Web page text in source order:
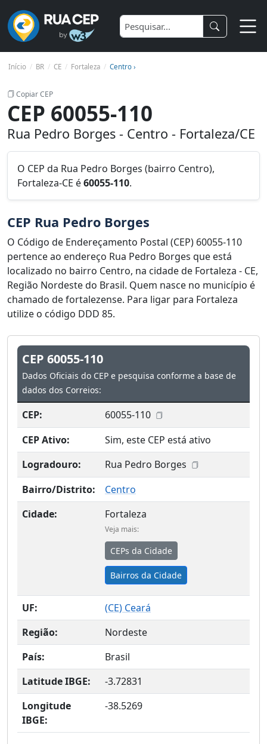
Início BR CE Fortaleza Centro ›
Copiar CEP
CEP 60055-110
Rua Pedro Borges - Centro - Fortaleza/CE
O CEP da Rua Pedro Borges (bairro Centro),
Fortaleza-CE é60055-110.
CEP Rua Pedro Borges
O Código de Endereçamento Postal (CEP) 60055-110
pertence ao endereço Rua Pedro Borges que está
localizado no bairro Centro, na cidade de Fortaleza - CE,
Região Nordeste do Brasil. Quem nasce no município é
chamado de fortalezense. Para ligar para Fortaleza
utilize o código DDD 85.
CEP 60055-110
Dados Oficiais do CEP e pesquisa conforme a base de
dados dos Correios:
CEP:
60055-110
CEP Ativo:
Sim, este CEP está ativo
Logradouro:
Rua Pedro Borges
Bairro/Distrito:
Centro
Cidade:
Fortaleza
Veja mais:
CEPs da Cidade
Bairros da Cidade
UF: (CE) Ceará
Região:
Nordeste
País:
Brasil
Latitude IBGE:
-3.72831
Longitude
IBGE:
-38.5269